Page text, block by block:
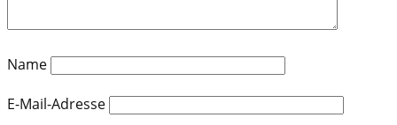
Name
E-Mail-Adresse